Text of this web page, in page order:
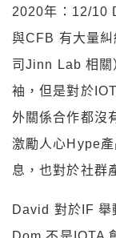
2020年：12/10
與CFB 有大量
司Jinn Lab 相關
袖，但是對於
外關係合作都沒
激勵人心Hype
息，也對於社群
David 對於IF 舉